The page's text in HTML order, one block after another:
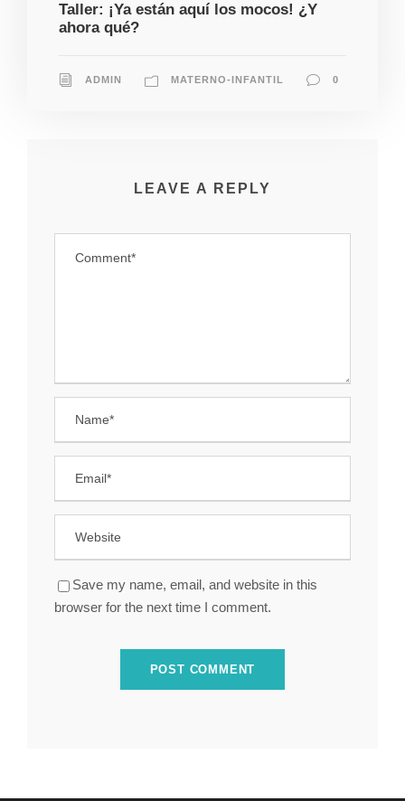
Taller: ¡Ya están aquí los mocos! ¿Y
ahora qué?
ADMIN MATERNO-INFANTIL 0
LEAVE A REPLY
Save my name, email, and website in this
browser for the next time I comment.